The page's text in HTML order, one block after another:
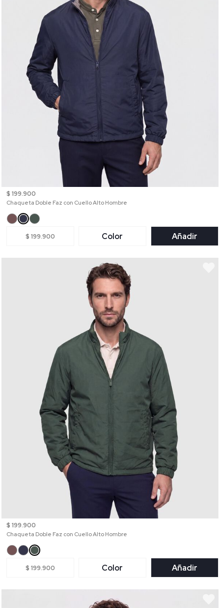
$ 199.900
Chaqueta Doble Faz con Cuello Alto Hombre
$ 199.900 Color Añadir
$ 199.900
Chaqueta Doble Faz con Cuello Alto Hombre
$ 199.900 Color Añadir